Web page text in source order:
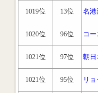
1019位 13位 名港
1020位 96位 コ
1021位 97位 朝日
1021位 95位 リ